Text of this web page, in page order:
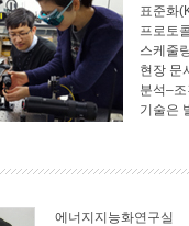
표준화
프로토
스케줄
현장 문
분석–
기술은
에너지지능화연구실